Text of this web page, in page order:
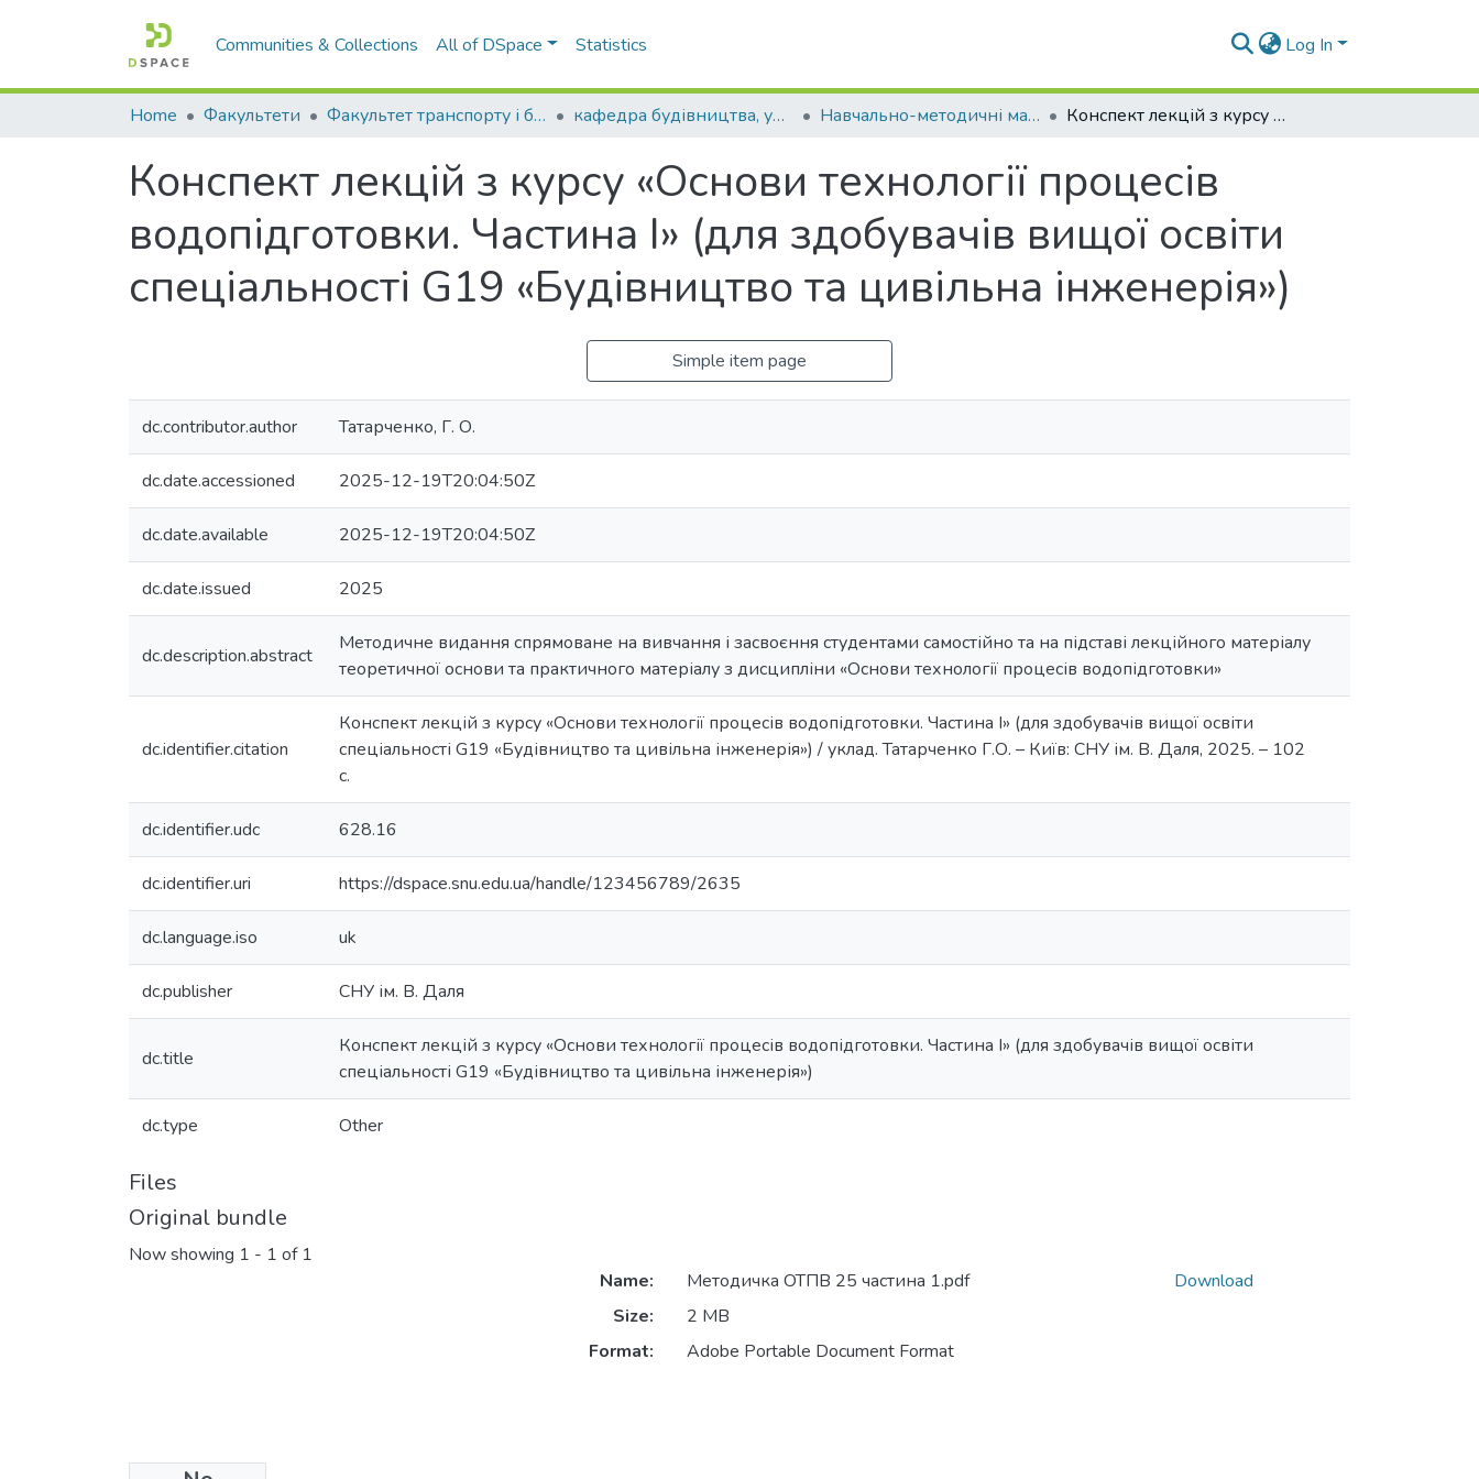
Communities & Collections All of DSpace Statistics Log In
Home Факультети Факультет транспорту і будівництва кафедра будівництва, урбаністики та просторового планування Навчально-методичні матеріали (КБУтаПП) Конспект лекцій з курсу «Основи технології процесів водопідготовки. Частина І» (для здобувачів вищої освіти спеціальності G19 «Будівництво та цивільна інженерія»)
Конспект лекцій з курсу «Основи технології процесів
водопідготовки. Частина І» (для здобувачів вищої освіти
спеціальності G19 «Будівництво та цивільна інженерія»)
Simple item page
dc.contributor.author Татарченко, Г. О.
dc.date.accessioned 2025-12-19T20:04:50Z
dc.date.available 2025-12-19T20:04:50Z
dc.date.issued 2025
dc.description.abstract
Методичне видання спрямоване на вивчання і засвоєння студентами самостійно та на підставі лекційного матеріалу
теоретичної основи та практичного матеріалу з дисципліни «Основи технології процесів водопідготовки»
dc.identifier.citation
Конспект лекцій з курсу «Основи технології процесів водопідготовки. Частина І» (для здобувачів вищої освіти
спеціальності G19 «Будівництво та цивільна інженерія») / уклад. Татарченко Г.О. – Київ: СНУ ім. В. Даля, 2025. – 102
с.
dc.identifier.udc 628.16
dc.identifier.uri https://dspace.snu.edu.ua/handle/123456789/2635
dc.language.iso uk
dc.publisher СНУ ім. В. Даля
dc.title
Конспект лекцій з курсу «Основи технології процесів водопідготовки. Частина І» (для здобувачів вищої освіти
спеціальності G19 «Будівництво та цивільна інженерія»)
dc.type Other
Files
Original bundle
Now showing 1 - 1 of 1
Name:
Методичка ОТПВ 25 частина 1.pdf
Size:
2 MB
Format:
Adobe Portable Document Format
Download